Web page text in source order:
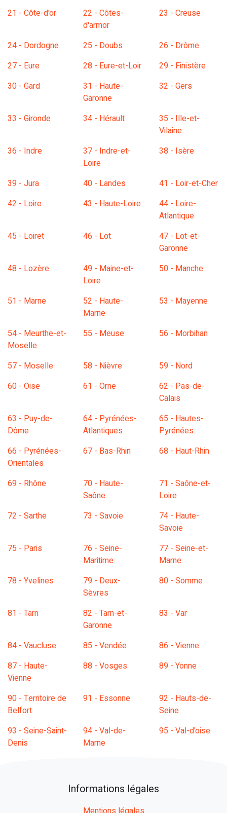
21 - Côte-d'or
22 - Côtes-
d'armor
23 - Creuse
24 - Dordogne 25 - Doubs
26 - Drôme
27 - Eure
28 - Eure-et-Loir
29 - Finistère
30 - Gard
31 - Haute-
Garonne
32 - Gers
33 - Gironde 34 - Hérault
35 - Ille-et-
Vilaine
36 - Indre
37 - Indre-et-
Loire
38 - Isère
39 - Jura 40 - Landes
41 - Loir-et-Cher
42 - Loire
43 - Haute-Loire
44 - Loire-
Atlantique
45 - Loiret
46 - Lot
47 - Lot-et-
Garonne
48 - Lozère
49 - Maine-et-
Loire
50 - Manche
51 - Marne
52 - Haute-
Marne
53 - Mayenne
54 - Meurthe-et-
Moselle
55 - Meuse 56 - Morbihan
57 - Moselle 58 - Nièvre
59 - Nord
60 - Oise
61 - Orne
62 - Pas-de-
Calais
63 - Puy-de-
Dôme
64 - Pyrénées-
Atlantiques
65 - Hautes-
Pyrénées
66 - Pyrénées-
Orientales
67 - Bas-Rhin 68 - Haut-Rhin
69 - Rhône
70 - Haute-
Saône
71 - Saône-et-
Loire
72 - Sarthe
73 - Savoie
74 - Haute-
Savoie
75 - Paris
76 - Seine-
Maritime
77 - Seine-et-
Marne
78 - Yvelines
79 - Deux-
Sèvres
80 - Somme
81 - Tarn
82 - Tarn-et-
Garonne
83 - Var
84 - Vaucluse 85 - Vendée
86 - Vienne
87 - Haute-
Vienne
88 - Vosges 89 - Yonne
90 - Territoire de
Belfort
91 - Essonne
92 - Hauts-de-
Seine
93 - Seine-Saint-
Denis
94 - Val-de-
Marne
95 - Val-d'oise
Informations légales